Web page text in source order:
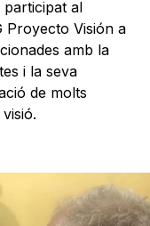
participat al
Proyecto Visión a
amb la
i la seva
de molts